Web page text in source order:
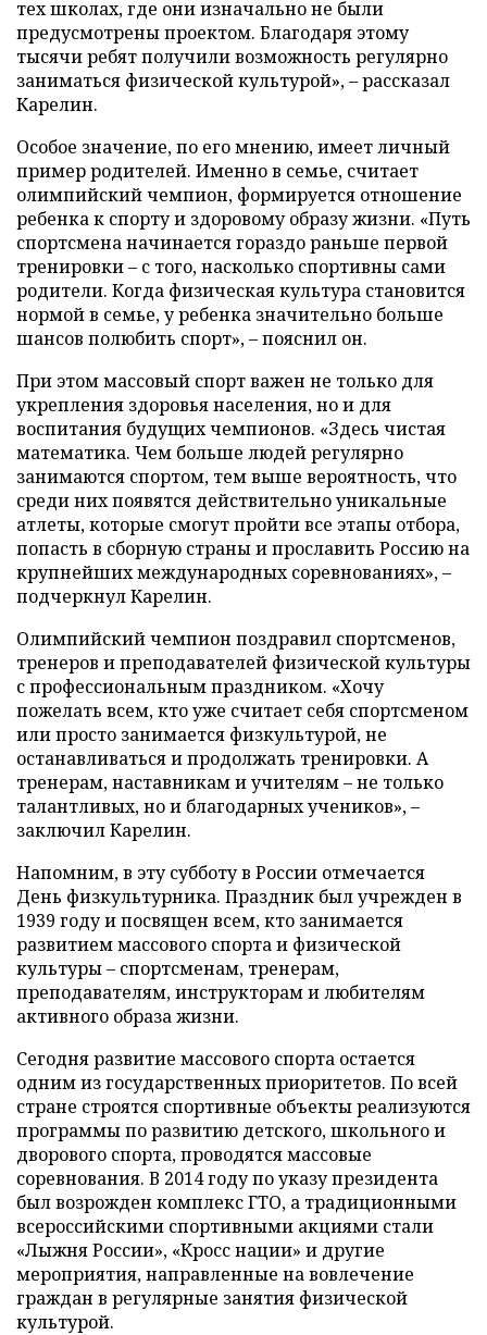
тех школах, где они изначально не были
предусмотрены проектом. Благодаря этому
тысячи ребят получили возможность регулярно
заниматься физической культурой», – рассказал
Карелин.
Особое значение, по его мнению, имеет личный
пример родителей. Именно в семье, считает
олимпийский чемпион, формируется отношение
ребенка к спорту и здоровому образу жизни. «Путь
спортсмена начинается гораздо раньше первой
тренировки – с того, насколько спортивны сами
родители. Когда физическая культура становится
нормой в семье, у ребенка значительно больше
шансов полюбить спорт», – пояснил он.
При этом массовый спорт важен не только для
укрепления здоровья населения, но и для
воспитания будущих чемпионов. «Здесь чистая
математика. Чем больше людей регулярно
занимаются спортом, тем выше вероятность, что
среди них появятся действительно уникальные
атлеты, которые смогут пройти все этапы отбора,
попасть в сборную страны и прославить Россию на
крупнейших международных соревнованиях», –
подчеркнул Карелин.
Олимпийский чемпион поздравил спортсменов,
тренеров и преподавателей физической культуры
с профессиональным праздником. «Хочу
пожелать всем, кто уже считает себя спортсменом
или просто занимается физкультурой, не
останавливаться и продолжать тренировки. А
тренерам, наставникам и учителям – не только
талантливых, но и благодарных учеников», –
заключил Карелин.
Напомним, в эту субботу в России отмечается
День физкультурника. Праздник был учрежден в
1939 году и посвящен всем, кто занимается
развитием массового спорта и физической
культуры – спортсменам, тренерам,
преподавателям, инструкторам и любителям
активного образа жизни.
Сегодня развитие массового спорта остается
одним из государственных приоритетов. По всей
стране строятся спортивные объекты реализуются
программы по развитию детского, школьного и
дворового спорта, проводятся массовые
соревнования. В 2014 году по указу президента
был возрожден комплекс ГТО, а традиционными
всероссийскими спортивными акциями стали
«Лыжня России», «Кросс нации» и другие
мероприятия, направленные на вовлечение
граждан в регулярные занятия физической
культурой.